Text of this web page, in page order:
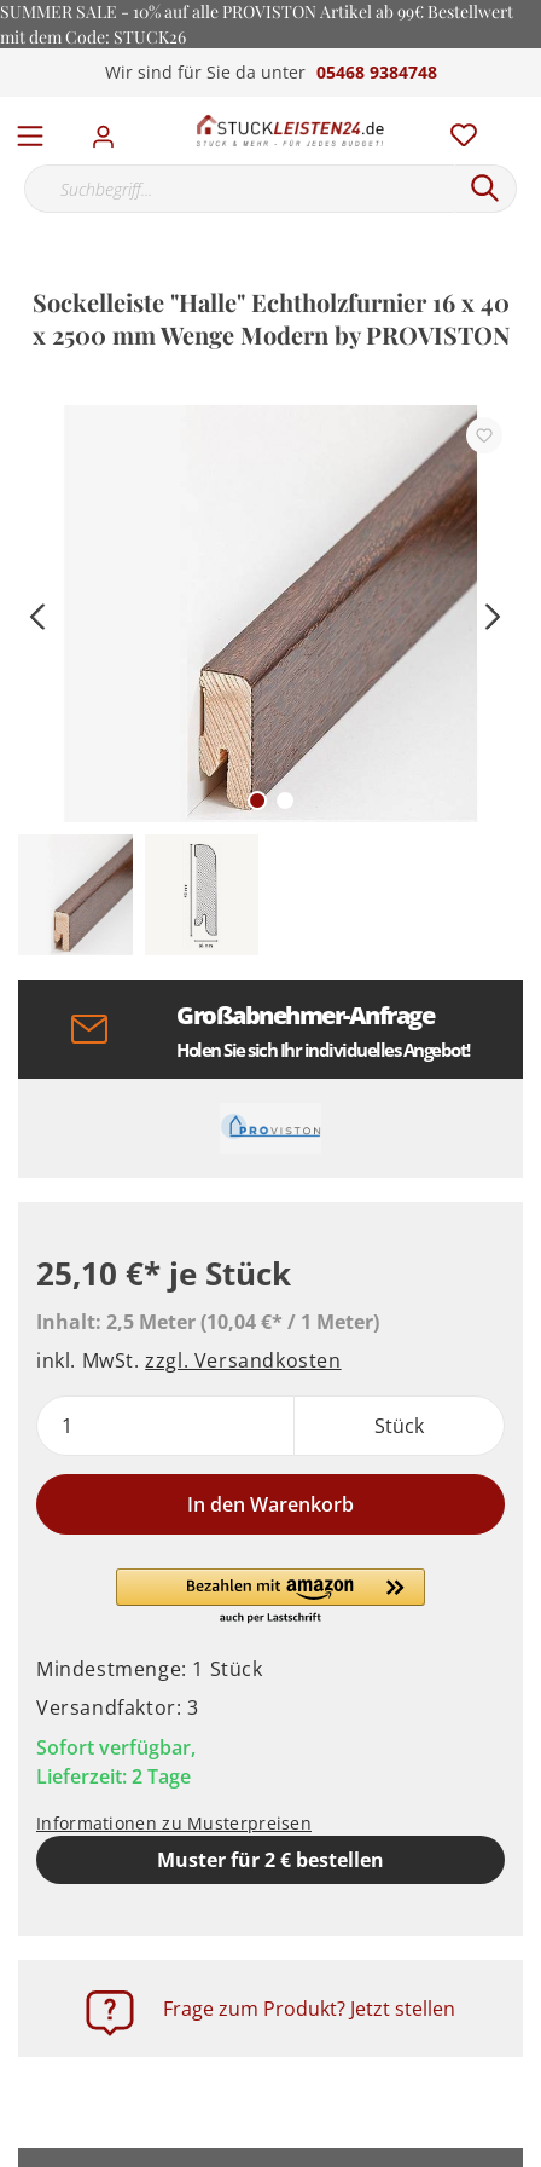
SUMMER SALE - 10% auf alle PROVISTON Artikel ab 99€ Bestellwert
mit dem Code: STUCK26
Wir sind für Sie da unter 05468 9384748
Sockelleiste "Halle" Echtholzfurnier 16 x 40
x 2500 mm Wenge Modern by PROVISTON
Großabnehmer-Anfrage
Holen Sie sich Ihr individuelles Angebot!
25,10 €* je Stück
Inhalt: 2,5 Meter(10,04 €* / 1 Meter)
inkl. MwSt.zzgl. Versandkosten
Stück
In den Warenkorb
Mindestmenge: 1 Stück
Versandfaktor: 3
Sofort verfügbar,
Lieferzeit: 2 Tage
Informationen zu Musterpreisen
Muster für 2 € bestellen
Frage zum Produkt? Jetzt stellen